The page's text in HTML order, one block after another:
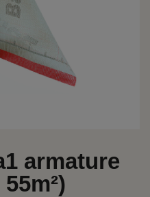
armature